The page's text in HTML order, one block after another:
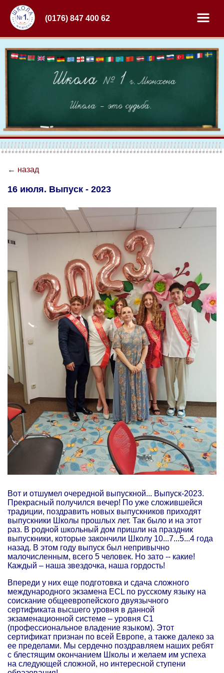
(0176) 847 400 62
← назад
16 июля. Выпуск - 2023
Вот и отшумел очередной выпускной... Выпуск-2023.
Прекрасный получился вечер! По уже сложившейся
традиции, поздравить новых выпускников приходят
выпускники Школы прошлых лет. Так было и на этот
раз. В родной школьный дом пришли на праздник
выпускники, которые закончили Школу 10...7...5...4 года
назад. В этом году выпуск был непривычно
малочисленным, всего 5 человек. Но зато -- какие!
Каждый – наша звездочка, наша гордость!
Впереди у них еще подготовка и сдача сложного
международного экзамена ECL по русскому языку на
соискание общеевропейского двуязычного
сертификата высшего уровня в данной
экзаменационной системе – уровня С1
(профессиональное владение языком). Этот
сертификат признан по всей Европе, а также далеко за
ее пределами. Мы сердечно поздравляем наших ребят
с блестящим окончанием Школы и желаем им успеха
на следующей сложной, но интересной ступени